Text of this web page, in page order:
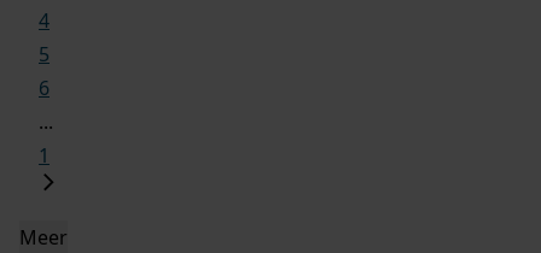
4
5
6
...
1
Meer